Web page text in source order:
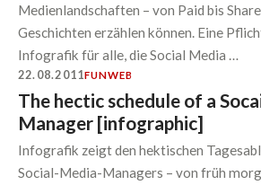
Medienlandschaften – von Paid bis
Geschichten erzählen können. Eine
Infografik für alle, die Social Media …
22.08.2011FUNWEB
The hectic schedule of a
Manager [infographic]
Infografik zeigt den hektischen
Social-Media-Managers – von früh